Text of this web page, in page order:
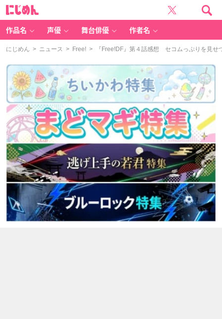
作品名 声優 舞台俳優 作者名
にじめん > ニュース > Free! > 『Free!DF』第４話感想 セコムっぷりを見せ